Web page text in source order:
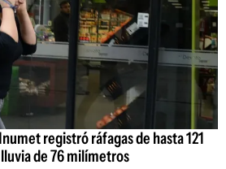
registró ráfagas de hasta 121
de 76 milímetros